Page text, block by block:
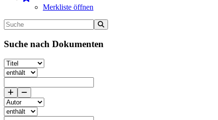
Merkliste öffnen
Suche nach Dokumenten